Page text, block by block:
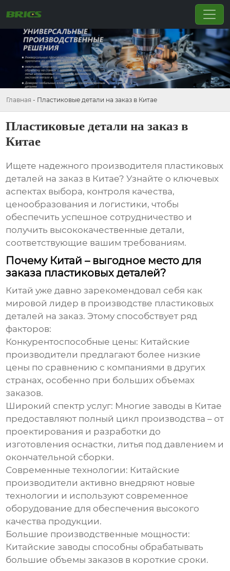
Главная - Пластиковые детали на заказ в Китае
Пластиковые детали на заказ в
Китае
Ищете надежного производителя пластиковых
деталей на заказ в Китае? Узнайте о ключевых
аспектах выбора, контроля качества,
ценообразования и логистики, чтобы
обеспечить успешное сотрудничество и
получить высококачественные детали,
соответствующие вашим требованиям.
Почему Китай – выгодное место для
заказа пластиковых деталей?
Китай уже давно зарекомендовал себя как
мировой лидер в производстве пластиковых
деталей на заказ. Этому способствует ряд
факторов:
Конкурентоспособные цены: Китайские
производители предлагают более низкие
цены по сравнению с компаниями в других
странах, особенно при больших объемах
заказов.
Широкий спектр услуг: Многие заводы в Китае
предоставляют полный цикл производства – от
проектирования и разработки до
изготовления оснастки, литья под давлением и
окончательной сборки.
Современные технологии: Китайские
производители активно внедряют новые
технологии и используют современное
оборудование для обеспечения высокого
качества продукции.
Большие производственные мощности:
Китайские заводы способны обрабатывать
большие объемы заказов в короткие сроки.